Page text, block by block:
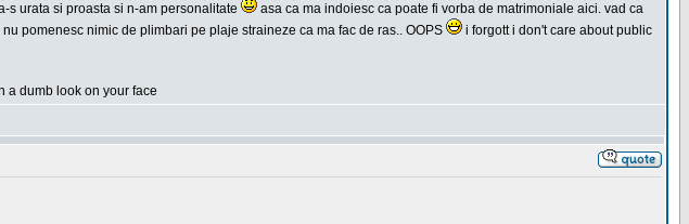
s urata si proasta si n-am personalitate
asa ca ma indoiesc ca poate fi vorba de matrimoniale aici. vad ca
pomenesc nimic de plimbari pe plaje straineze ca ma fac de ras.. OOPS
i forgott i don't care about public
a dumb look on your face